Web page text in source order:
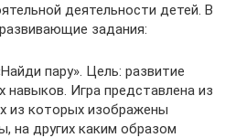
деятельности детей. В
задания:
пару». Цель: развитие
навыков. Игра представлена из
из которых изображены
на других каким образом